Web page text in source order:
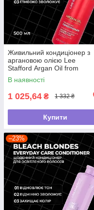
Живильний кондиціонер з
аргановою олією Lee
Stafford Argan Oil from
Morocco Nourishing
Conditioner, 500 мл
В наявності
1 025,64 ₴ 1 332 ₴
Купити
–23%